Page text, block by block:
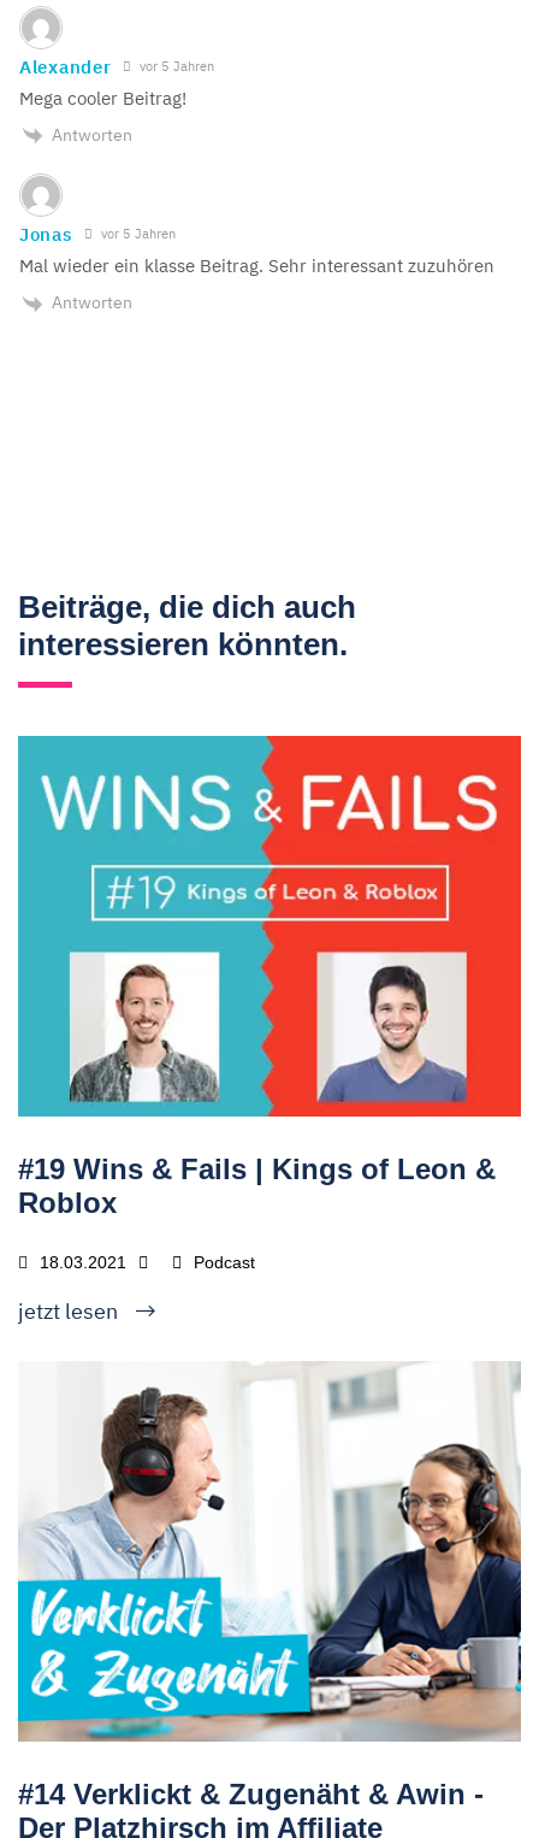
Alexander vor 5 Jahren
Mega cooler Beitrag!
Antworten
Jonas vor 5 Jahren
Mal wieder ein klasse Beitrag. Sehr interessant zuzuhören
Antworten
Beiträge, die dich auch
interessieren könnten.
#19 Wins & Fails | Kings of Leon &
Roblox
18.03.2021 Podcast
jetzt lesen
#14 Verklickt & Zugenäht & Awin -
Der Platzhirsch im Affiliate